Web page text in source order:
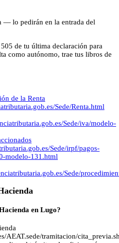
— lo pedirán en la entrada del
de tu última declaración para
como autónomo, trae tus libros de
de la Renta
Sede/Renta.html
Sede/iva/modelo-
Sede/irpf/pagos-
modelo-131.html
Sede/
en Lugo?
AEAT.sede/tramitacion/